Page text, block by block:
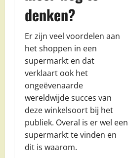
denken?
Er zijn veel voordelen aan
het shoppen in een
supermarkt en dat
verklaart ook het
ongeëvenaarde
wereldwijde succes van
deze winkelsoort bij het
publiek. Overal is er wel een
supermarkt te vinden en
dit is waarom.